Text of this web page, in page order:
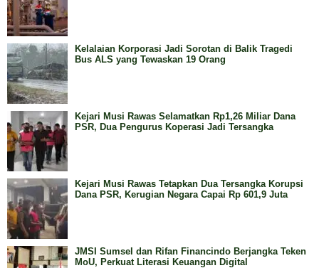
Kelalaian Korporasi Jadi Sorotan di Balik Tragedi
Bus ALS yang Tewaskan 19 Orang
Kejari Musi Rawas Selamatkan Rp1,26 Miliar Dana
PSR, Dua Pengurus Koperasi Jadi Tersangka
Kejari Musi Rawas Tetapkan Dua Tersangka Korupsi
Dana PSR, Kerugian Negara Capai Rp 601,9 Juta
JMSI Sumsel dan Rifan Financindo Berjangka Teken
MoU, Perkuat Literasi Keuangan Digital